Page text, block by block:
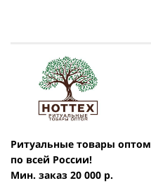
Ритуальные товары оптом
по всей России!
Мин. заказ 20 000 р.